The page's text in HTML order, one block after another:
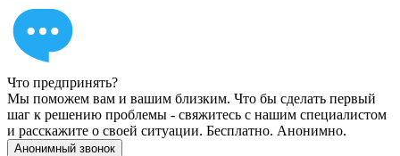
Что предпринять?
Мы поможем вам и вашим близким. Что бы сделать первый
шаг к решению проблемы - свяжитесь с нашим специалистом
и расскажите о своей ситуации. Бесплатно. Анонимно.
Анонимный звонок